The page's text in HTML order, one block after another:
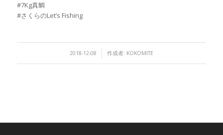
#7Kg真鯛
#さくらのLet’s Fishing
2018-12-08
/ 作成者: KOKOMITE